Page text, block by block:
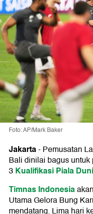
Foto: AP/Mark Baker
Jakarta-Pemusatan
Bali dinilai bagus
3Kualifikasi Piala
Timnas Indonesia
Utama Gelora Bung
mendatang. Lima hari